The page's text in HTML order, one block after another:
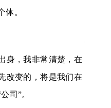
体。
身，我非常清楚，在
改变的，将是我们在
公司 ”。